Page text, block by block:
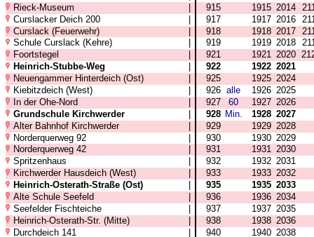
Rieck-Museum
915 1915 2014
Curslacker Deich 200
| 917 1917 2016
Curslack (Feuerwehr)
| 918 1918 2017
Schule Curslack (Kehre)
919 1919 2018
Foortstegel
921 1921 2020
Heinrich-Stubbe-Weg
922 1922 2021
Neuengammer Hinterdeich (Ost)
925 1925 2024
Kiebitzdeich (West)
926 alle 1926 2025
In der Ohe-Nord
927 60 1927 2026
Grundschule Kirchwerder
928 Min. 1928 2027
Alter Bahnhof Kirchwerder
| 929 1929 2028
Norderquerweg 92
| 930 1930 2029
Norderquerweg 42
931 1931 2030
Spritzenhaus
932 1932 2031
Kirchwerder Hausdeich (West)
933 1933 2032
Heinrich-Osterath-Straße (Ost)
935 1935 2033
Alte Schule Seefeld
936 1936 2034
Seefelder Fischteiche
937 1937 2035
Heinrich-Osterath-Str. (Mitte)
938 1938 2036
Durchdeich 141
| 940 1940 2038